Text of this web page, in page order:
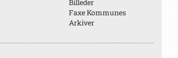
Billeder
Faxe Kommunes
Arkiver